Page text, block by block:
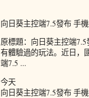
向日葵主控端7.5發布 手
原標題：向日葵主控端
有體驗過的玩法。近日，
端7.5 ...
今天
向日葵主控端7.5發布 手